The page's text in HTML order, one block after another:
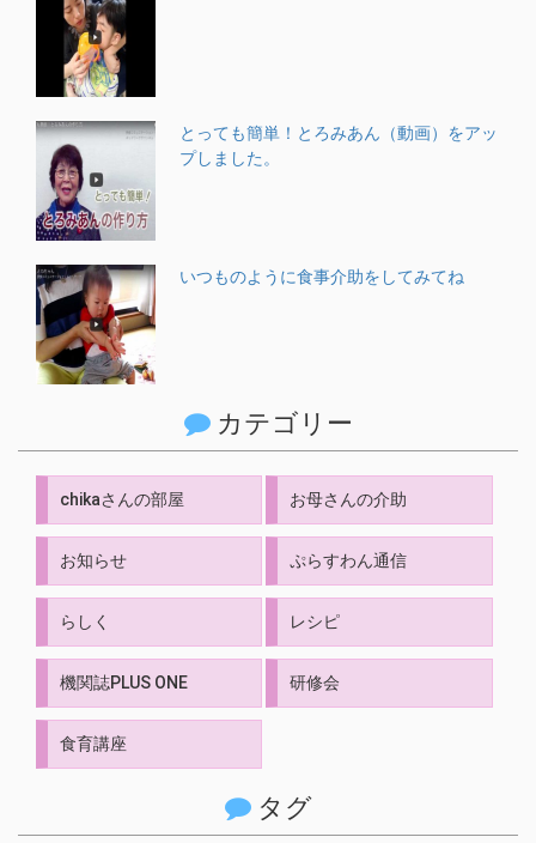
とっても簡単！とろみあん（動画）をアッ
プしました。
いつものように食事介助をしてみてね
カテゴリー
chikaさんの部屋 お母さんの介助
お知らせ ぷらすわん通信
らしく レシピ
機関誌PLUS ONE 研修会
食育講座
タグ